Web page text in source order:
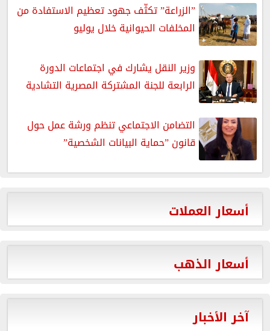
”الزراعة” تكثّف جهود تعظيم الاستفادة من
المخلفات الحيوانية خلال يوليو
وزير النقل يشارك في اجتماعات الدورة
الرابعة للجنة المشتركة المصرية التشادية
التضامن الاجتماعي تنظم ورشة عمل حول
قانون ”حماية البيانات الشخصية”
أسعار العملات
أسعار الذهب
آخر الأخبار